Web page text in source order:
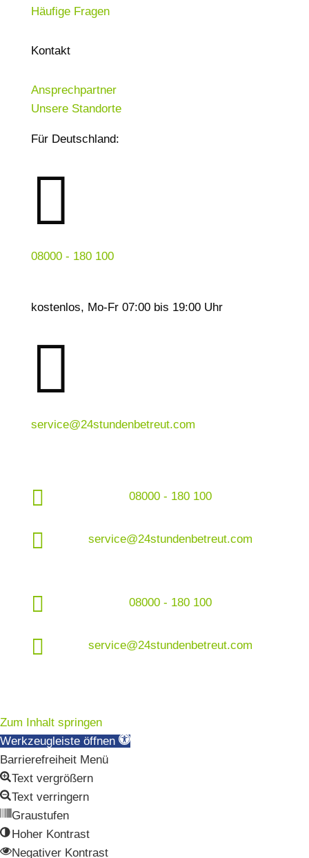
Häufige Fragen
Kontakt
Ansprechpartner
Unsere Standorte
Für Deutschland:

08000 - 180 100
kostenlos, Mo-Fr 07:00 bis 19:00 Uhr

service@24stundenbetreut.com
 08000 - 180 100
 service@24stundenbetreut.com
 08000 - 180 100
 service@24stundenbetreut.com
Zum Inhalt springen
Werkzeugleiste öffnen
Barrierefreiheit Menü
Text vergrößern
Text verringern
Graustufen
Hoher Kontrast
Negativer Kontrast